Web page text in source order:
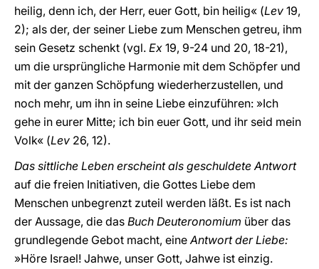
heilig, denn ich, der Herr, euer Gott, bin heilig« (Lev 19,
2); als der, der seiner Liebe zum Menschen getreu, ihm
sein Gesetz schenkt (vgl. Ex 19, 9-24 und 20, 18-21),
um die ursprüngliche Harmonie mit dem Schöpfer und
mit der ganzen Schöpfung wiederherzustellen, und
noch mehr, um ihn in seine Liebe einzuführen: »Ich
gehe in eurer Mitte; ich bin euer Gott, und ihr seid mein
Volk« (Lev 26, 12).
Das sittliche Leben erscheint als geschuldete Antwort
auf die freien Initiativen, die Gottes Liebe dem
Menschen unbegrenzt zuteil werden läßt. Es ist nach
der Aussage, die das Buch Deuteronomium über das
grundlegende Gebot macht, eineAntwort der Liebe:
»Höre Israel! Jahwe, unser Gott, Jahwe ist einzig.